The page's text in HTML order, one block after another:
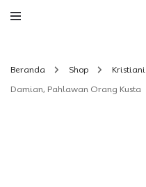
Beranda Shop Kristiani
Damian, Pahlawan Orang Kusta